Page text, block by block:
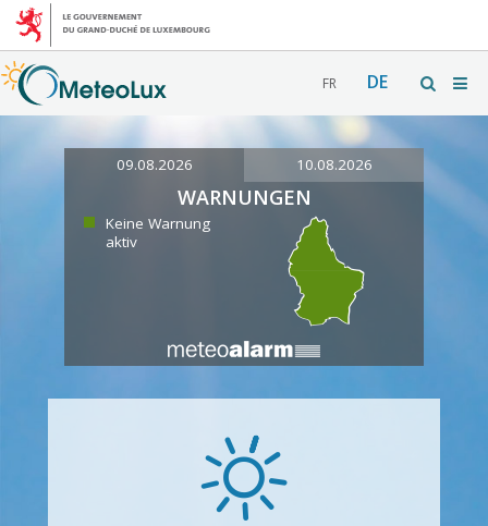
FR DE
09.08.2026 10.08.2026
WARNUNGEN
Keine Warnung
aktiv